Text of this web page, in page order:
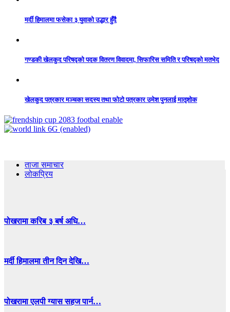
मर्दी हिमालमा फसेका ३ युवाको उद्धार हुँदै
गण्डकी खेलकुद परिषद्को पदक वितरण विवादमा, सिफारिस समिति र परिषद्को मतभेद
खेलकुद पत्रकार मञ्चका सदस्य तथा फोटो पत्रकार उमेश पुनलाई मातृशोक
ताजा समाचार
लोकप्रिय
पोखरामा करिब ३ बर्ष अघि…
मर्दी हिमालमा तीन दिन देखि…
पोखरामा एलपी ग्यास सहज पार्न…